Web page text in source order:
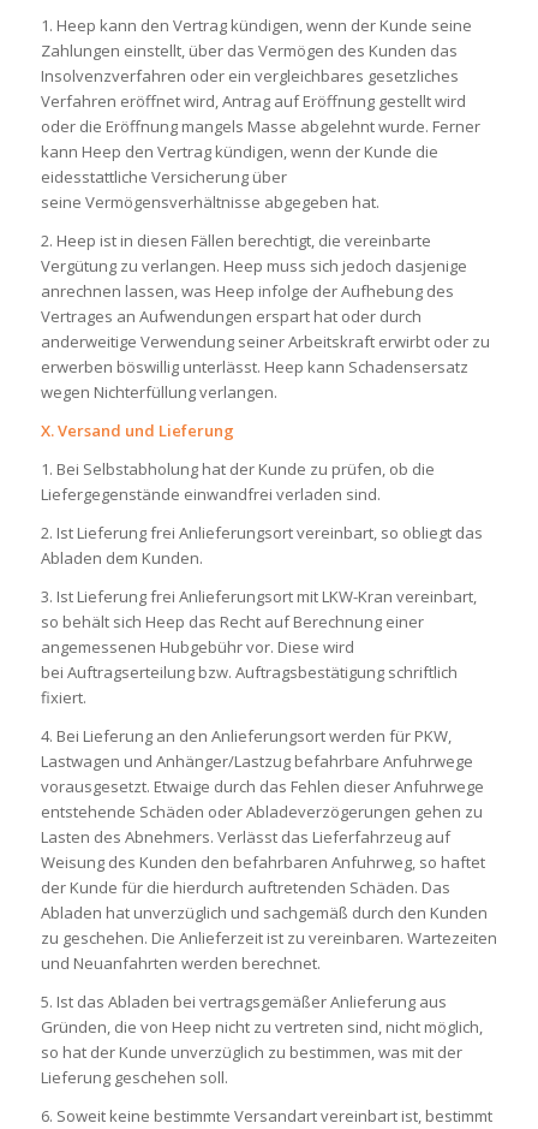
1. Heep kann den Vertrag kündigen, wenn der Kunde seine
Zahlungen einstellt, über das Vermögen des Kunden das
Insolvenzverfahren oder ein vergleichbares gesetzliches
Verfahren eröffnet wird, Antrag auf Eröffnung gestellt wird
oder die Eröffnung mangels Masse abgelehnt wurde. Ferner
kann Heep den Vertrag kündigen, wenn der Kunde die
eidesstattliche Versicherung über
seine Vermögensverhältnisse abgegeben hat.
2. Heep ist in diesen Fällen berechtigt, die vereinbarte
Vergütung zu verlangen. Heep muss sich jedoch dasjenige
anrechnen lassen, was Heep infolge der Aufhebung des
Vertrages an Aufwendungen erspart hat oder durch
anderweitige Verwendung seiner Arbeitskraft erwirbt oder zu
erwerben böswillig unterlässt. Heep kann Schadensersatz
wegen Nichterfüllung verlangen.
X. Versand und Lieferung
1. Bei Selbstabholung hat der Kunde zu prüfen, ob die
Liefergegenstände einwandfrei verladen sind.
2. Ist Lieferung frei Anlieferungsort vereinbart, so obliegt das
Abladen dem Kunden.
3. Ist Lieferung frei Anlieferungsort mit LKW-Kran vereinbart,
so behält sich Heep das Recht auf Berechnung einer
angemessenen Hubgebühr vor. Diese wird
bei Auftragserteilung bzw. Auftragsbestätigung schriftlich
fixiert.
4. Bei Lieferung an den Anlieferungsort werden für PKW,
Lastwagen und Anhänger/Lastzug befahrbare Anfuhrwege
vorausgesetzt. Etwaige durch das Fehlen dieser Anfuhrwege
entstehende Schäden oder Abladeverzögerungen gehen zu
Lasten des Abnehmers. Verlässt das Lieferfahrzeug auf
Weisung des Kunden den befahrbaren Anfuhrweg, so haftet
der Kunde für die hierdurch auftretenden Schäden. Das
Abladen hat unverzüglich und sachgemäß durch den Kunden
zu geschehen. Die Anlieferzeit ist zu vereinbaren. Wartezeiten
und Neuanfahrten werden berechnet.
5. Ist das Abladen bei vertragsgemäßer Anlieferung aus
Gründen, die von Heep nicht zu vertreten sind, nicht möglich,
so hat der Kunde unverzüglich zu bestimmen, was mit der
Lieferung geschehen soll.
6. Soweit keine bestimmte Versandart vereinbart ist, bestimmt